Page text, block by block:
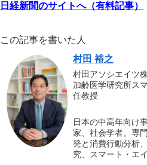
日経新聞のサイトへ（有料記事）
この記事を書いた人
村田 裕之
村田アソシエイツ
加齢医学研究所ス
任教授
日本の中高年向け
家、社会学者。専
発と消費行動分析
究、スマート・エ